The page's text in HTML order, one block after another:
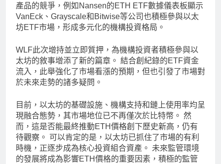
產品的競爭，例如Nansen的ETH ETF數據儀表板顯示
VanEck、Grayscale和Bitwise等公司也積極參與以太
坊ETF市場，形成多元化的機構投資格局。
WLF此次增持並立即質押，為機構投資者積極參與以
太坊的敘事增添了新的篇章。 結合創紀錄的ETF資金
流入，此舉強化了市場看漲的預期，但也引發了市場對
於未來走勢的諸多疑問。
目前，以太坊的基礎設施、機構支持和鏈上使用率均呈
現融合態勢，其市場地位已不再僅次於比特幣。 然
而，這是否能最終推動ETH價格創下歷史新高，仍有
待觀察。 可以肯定的是，以太坊已抓住了市場的有利
時機，正逐步成為核心投資組合資產。 未來監管環境
的發展將成為影響ETH價格的重要因素，積極的監管